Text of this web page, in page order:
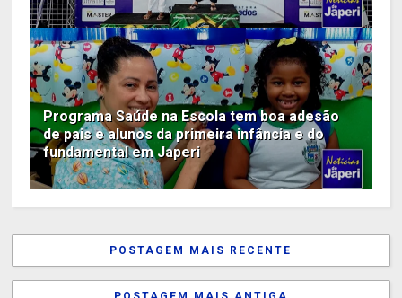
Programa Saúde na Escola tem boa adesão
de pais e alunos da primeira infância e do
fundamental em Japeri
POSTAGEM MAIS RECENTE